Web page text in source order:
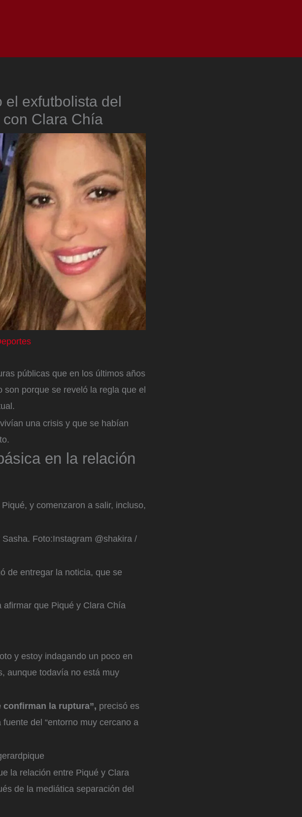
el exfutbolista del
Clara Chía
públicas que en los últimos años
porque se reveló la regla que el
una crisis y que se habían
en la relación
y comenzaron a salir, incluso,
Foto:Instagram @shakira /
de entregar la noticia, que se
afirmar que Piqué y Clara Chía
y estoy indagando un poco en
aunque todavía no está muy
confirman la ruptura”, precisó es
del “entorno muy cercano a
la relación entre Piqué y Clara
de la mediática separación del